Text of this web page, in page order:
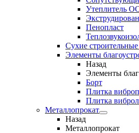
Утеплитель
Пенопласт
Сухие
Элементы
Назад
Элементы
Борт
Плитка
Плитка
Металлопрокат
Назад
Металлопрокат